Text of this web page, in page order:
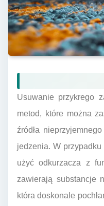
Usuwanie przykrego
metod, które można
źródła
jedzenia. W
użyć odkurzacza z
zawierają substancje
która doskonale